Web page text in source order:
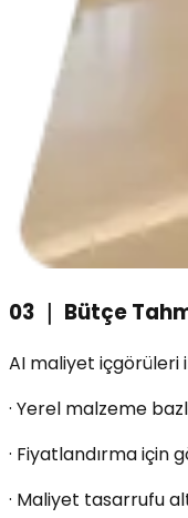
03 ｜ Bütçe
AI maliyet içgörüleri
· Yerel malzeme
· Fiyatlandırma için
· Maliyet tasarrufu